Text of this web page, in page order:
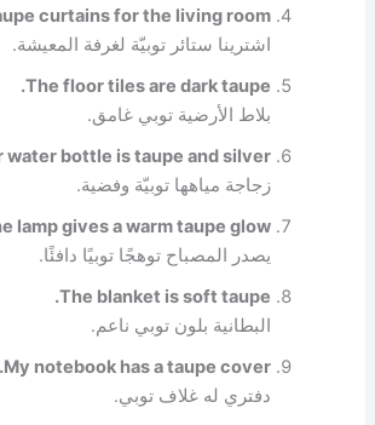
curtains for the living room.
اشترينا ستائر توبيّة لغرفة المعيشة.
The floor tiles are dark taupe.
بلاط الأرضية توبي غامق.
water bottle is taupe and silver.
زجاجة مياهها توبيّة وفضية.
lamp gives a warm taupe glow.
يصدر المصباح توهجًا توبيًا دافئًا.
The blanket is soft taupe.
البطانية بلون توبي ناعم.
My notebook has a taupe cover.
دفتري له غلاف توبي.